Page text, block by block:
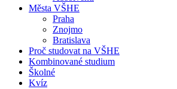
Města VŠHE
Praha
Znojmo
Bratislava
Proč studovat na VŠHE
Kombinované studium
Školné
Kvíz